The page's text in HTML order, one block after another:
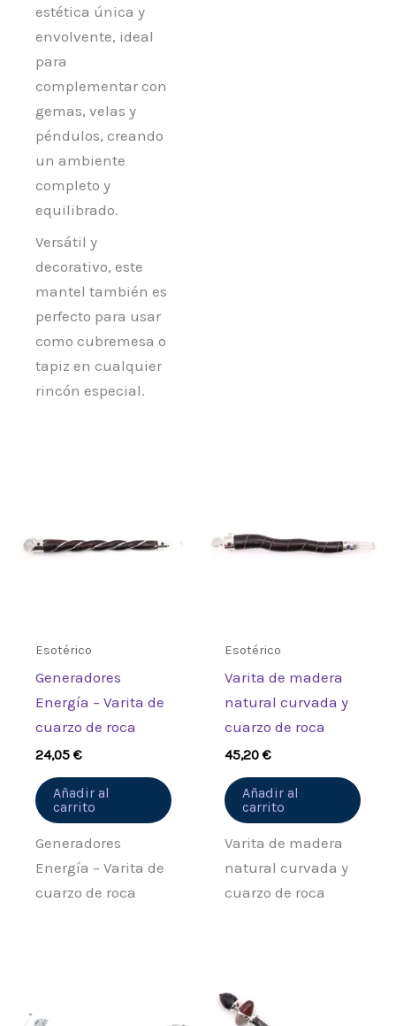
estética única y
envolvente, ideal
para
complementar con
gemas, velas y
péndulos, creando
un ambiente
completo y
equilibrado.
Versátil y
decorativo, este
mantel también es
perfecto para usar
como cubremesa o
tapiz en cualquier
rincón especial.
Esotérico
Generadores
Energía – Varita de
cuarzo de roca
24,05€
Añadir al
carrito
Generadores
Energía – Varita de
cuarzo de roca
Esotérico
Varita de madera
natural curvada y
cuarzo de roca
45,20€
Añadir al
carrito
Varita de madera
natural curvada y
cuarzo de roca